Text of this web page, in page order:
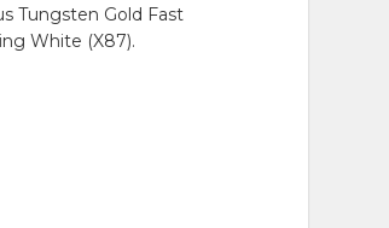
Tungsten Gold Fast
White (X87).